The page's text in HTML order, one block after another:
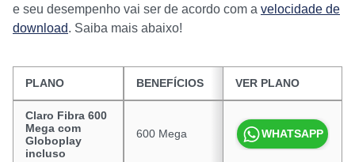
e seu desempenho vai ser de acordo com a velocidade de
download. Saiba mais abaixo!
PLANO BENEFÍCIOS PREÇO
VER PLANO
Claro Fibra 600
Mega com
Globoplay
incluso
600 Mega R$ 99,90
WHATSAPP